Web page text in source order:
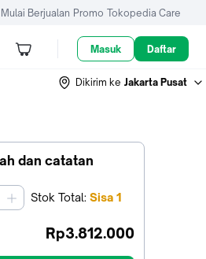
Mulai Berjualan Promo Tokopedia Care
Masuk Daftar
Dikirim ke Jakarta Pusat
dan catatan
Stok Total: Sisa 1
Rp3.812.000